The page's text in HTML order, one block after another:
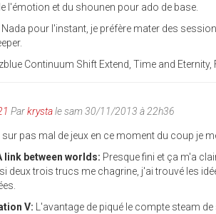
l'émotion et du shounen pour ado de base.
Nada pour l'instant, je préfère mater des
Continuum Shift Extend, Time and
Parkrystale sam 30/11/2013 à 22h36
pas mal de jeux en ce moment du coup je
link between worlds: Presque fini et ça m'a
deux trois trucs me chagrine, j'ai trouvé les
V: L'avantage de piqué le compte steam